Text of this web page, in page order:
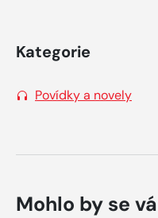
Kategorie
Povídky a novely
Mohlo by se